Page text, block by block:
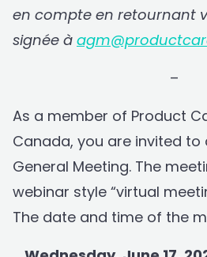
en compte en retournant
signée à
–
As a member of Product
Canada, you are invited to
General Meeting. The
webinar style “virtual
The date and time of the